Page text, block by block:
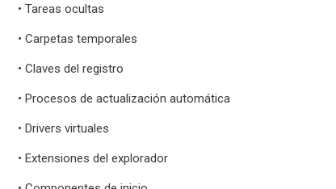
• Tareas ocultas
• Carpetas temporales
• Claves del registro
• Procesos de actualización automática
• Drivers virtuales
• Extensiones del explorador